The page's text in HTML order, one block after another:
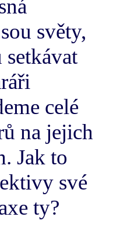
světy,
setkávat
celé
na jejich
Jak to
své
ty?